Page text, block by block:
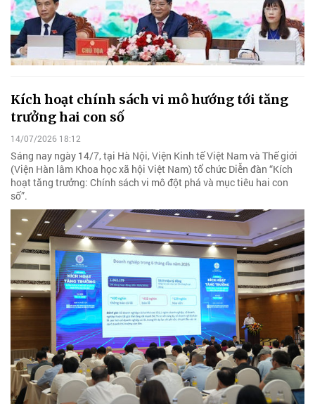
Kích hoạt chính sách vi mô hướng tới tăng
trưởng hai con số
14/07/2026 18:12
Sáng nay ngày 14/7, tại Hà Nội, Viện Kinh tế Việt Nam và Thế giới
(Viện Hàn lâm Khoa học xã hội Việt Nam) tổ chức Diễn đàn “Kích
hoạt tăng trưởng: Chính sách vi mô đột phá và mục tiêu hai con
số”.